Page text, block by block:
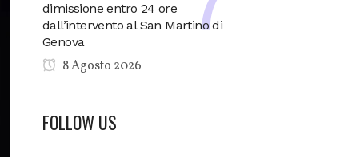
dimissione entro 24 ore
dall’intervento al San Martino di
Genova
8 Agosto 2026
FOLLOW US